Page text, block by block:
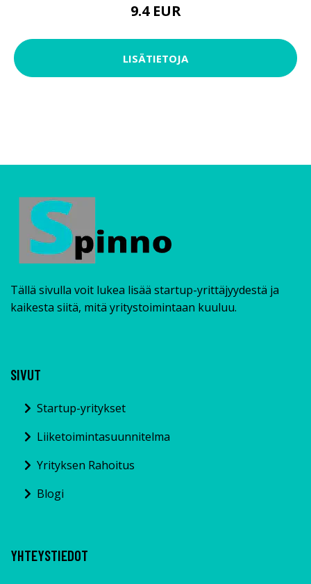
9.4 EUR
LISÄTIETOJA
Tällä sivulla voit lukea lisää startup-yrittäjyydestä ja
kaikesta siitä, mitä yritystoimintaan kuuluu.
SIVUT
Startup-yritykset
Liiketoimintasuunnitelma
Yrityksen Rahoitus
Blogi
YHTEYSTIEDOT